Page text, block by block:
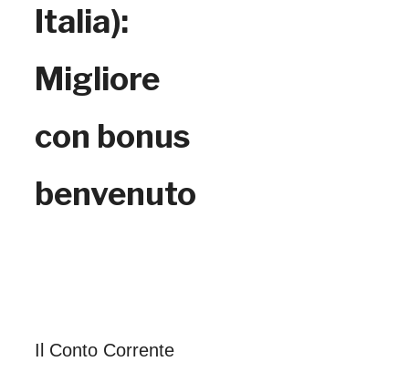
Italia):
Migliore
con bonus
benvenuto
Il Conto Corrente